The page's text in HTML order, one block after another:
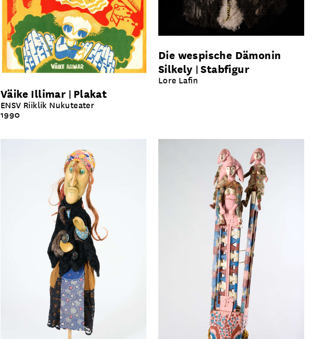
Väike Illimar Plakat
ENSV Riiklik Nukuteater
1990
Die wespische Dämonin
Silkely Stabfigur
Lore Lafin